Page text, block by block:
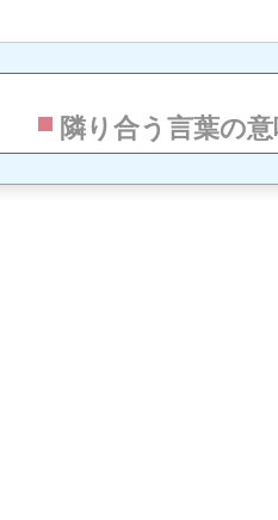
隣り合う言葉の